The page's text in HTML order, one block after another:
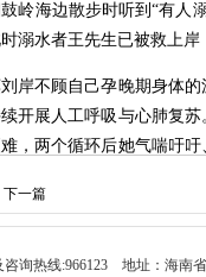
岭海边散步时听到“有人
溺水者王先生已被救上岸
不顾自己孕晚期身体的
开展人工呼吸与心肺复
，两个循环后她气喘吁
后，王先生成功吐出海
下一篇